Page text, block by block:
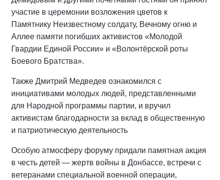
участие в церемонии возложения цветов к
Памятнику Неизвестному солдату, Вечному огню и
Аллее памяти погибших активистов «Молодой
Гвардии Единой России» и «Волонтёрской роты
Боевого Братства».
Также Дмитрий Медведев ознакомился с
инициативами молодых людей, представленными
для Народной программы партии, и вручил
активистам благодарности за вклад в общественную
и патриотическую деятельность
Особую атмосферу форуму придали памятная акция
в честь детей — жертв войны в Донбассе, встречи с
ветеранами специальной военной операции,